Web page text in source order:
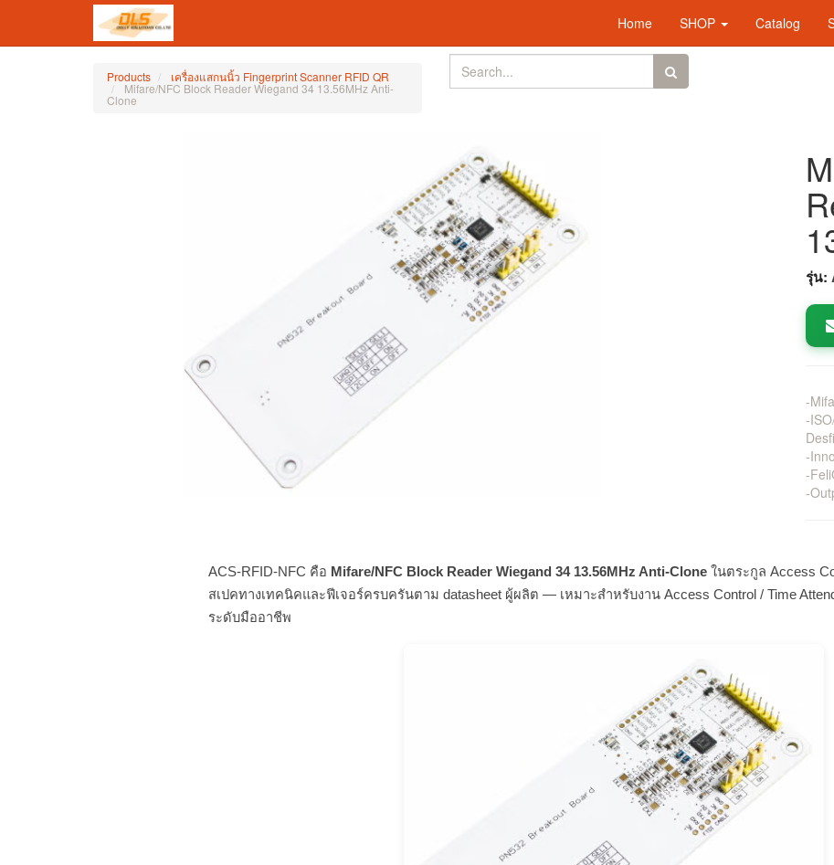
Home SHOP Catalog
Products เครื่องแสกนนิ้ว Fingerprint Scanner RFID QR
Mifare/NFC Block Reader Wiegand 34 13.56MHz Anti-
Clone
รุ่น:
-
-
-
-
-
ACS-RFID-NFC คือ Mifare/NFC Block Reader Wiegand 34 13.56MHz Anti-Clone ในตระกูล Access
สเปคทางเทคนิคและฟีเจอร์ครบครันตาม datasheet ผู้ผลิต — เหมาะสำหรับงาน Access Control / Time
ระดับมืออาชีพ